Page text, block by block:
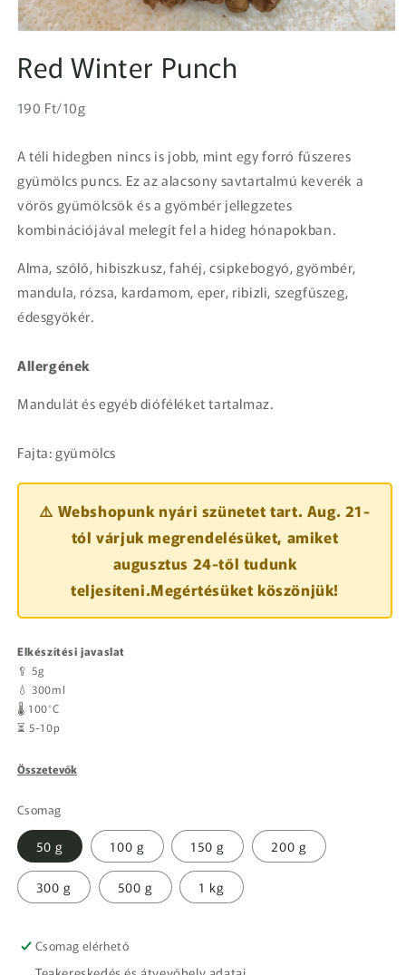
megnyitása
a
párbeszédpanelen
Red Winter Punch
Normál
Egységár
190 Ft/10g
A téli hidegben nincs is jobb, mint egy forró fűszeres
gyümölcs puncs. Ez az alacsony savtartalmú keverék a
vörös gyümölcsök és a gyömbér jellegzetes
kombinációjával melegít fel a hideg hónapokban.
Alma, szőlő, hibiszkusz, fahéj, csipkebogyó, gyömbér,
mandula, rózsa, kardamom, eper, ribizli, szegfűszeg,
édesgyökér.
Allergének
Mandulát és egyéb dióféléket tartalmaz.
Fajta: gyümölcs
⚠️ Webshopunk nyári szünetet tart. Aug. 21-
tól várjuk megrendelésüket, amiket
augusztus 24-től tudunk
teljesíteni.Megértésüket köszönjük!
Elkészítési javaslat
🥄 5g
💧 300ml
🌡️ 100°C
⏳ 5-10p
Összetevők
Csomag
50 g 100 g 150 g 200 g
300 g 500 g 1 kg
Csomag elérhető